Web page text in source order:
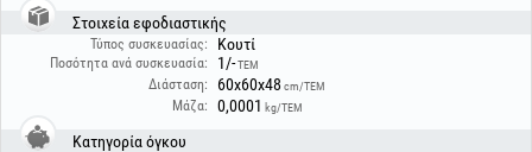
Στοιχεία εφοδιαστικής
Τύπος συσκευασίας: Κουτί
Ποσότητα ανά συσκευασία: 1/-ΤΕΜ
Διάσταση: 60x60x48 cm/ΤΕΜ
Μάζα: 0,0001 kg/ΤΕΜ
Κατηγορία όγκου